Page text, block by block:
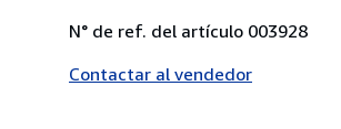
N° de ref. del artículo 003928
Contactar al vendedor